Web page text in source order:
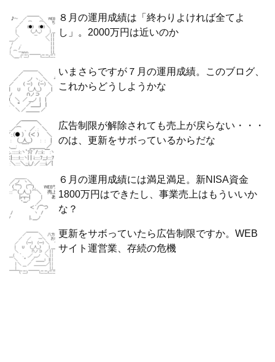
８月の運用成績は「終わりよければ全てよ
し」。2000万円は近いのか
いまさらですが７月の運用成績。このブログ、
これからどうしようかな
広告制限が解除されても売上が戻らない・・・
のは、更新をサボっているからだな
６月の運用成績には満足満足。新NISA資金
1800万円はできたし、事業売上はもういいか
な？
更新をサボっていたら広告制限ですか。WEB
サイト運営業、存続の危機